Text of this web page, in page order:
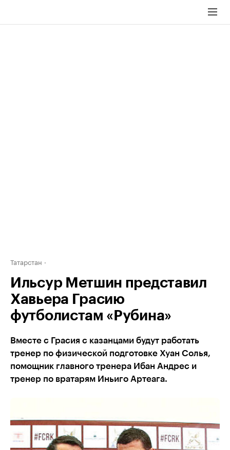
Татарстан
Ильсур Метшин представил
Хавьера Грасию
футболистам «Рубина»
Вместе с Грасия с казанцами будут работать
тренер по физической подготовке Хуан Солья,
помощник главного тренера Ибан Андрес и
тренер по вратарям Иньиго Артеага.